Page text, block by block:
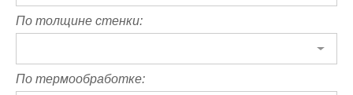
По толщине стенки:
По термообработке: